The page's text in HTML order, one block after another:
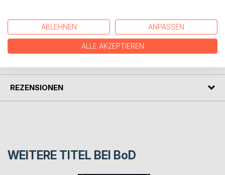
AUTOR/IN
REZENSIONEN
WEITERE TITEL BEI BoD
ABLEHNEN ANPASSEN
ALLE AKZEPTIEREN